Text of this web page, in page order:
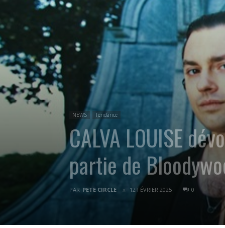
NEWS Tendance
CALVA LOUISE
partie de
PAR PETE CIRCLE 12 FÉVRIER 2025 0